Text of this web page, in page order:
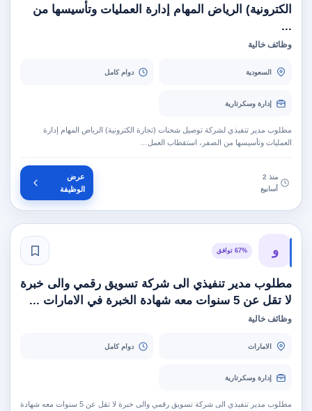
الكترونية) الرياض المهام إدارة العمليات وتأسيسها من
...
وظائف خالية
السعودية دوام كامل
إدارة وسكرتارية
مطلوب مدير تنفيذي لشركة توصيل شحنات (تجارة الكترونية) الرياض المهام إدارة
العمليات وتأسيسها من الصفر، استقطاب العمل…
منذ 2
أسابيع
عرض
الوظيفة
و 67% توافق
مطلوب مدير تنفيذي الى شركة تسويق رقمي والى خبرة
لا تقل عن 5 سنوات معه شهادة الخبرة في الامارات ...
وظائف خالية
الامارات دوام كامل
إدارة وسكرتارية
مطلوب مدير تنفيذي الى شركة تسويق رقمي والى خبرة لا تقل عن 5 سنوات معه شهادة